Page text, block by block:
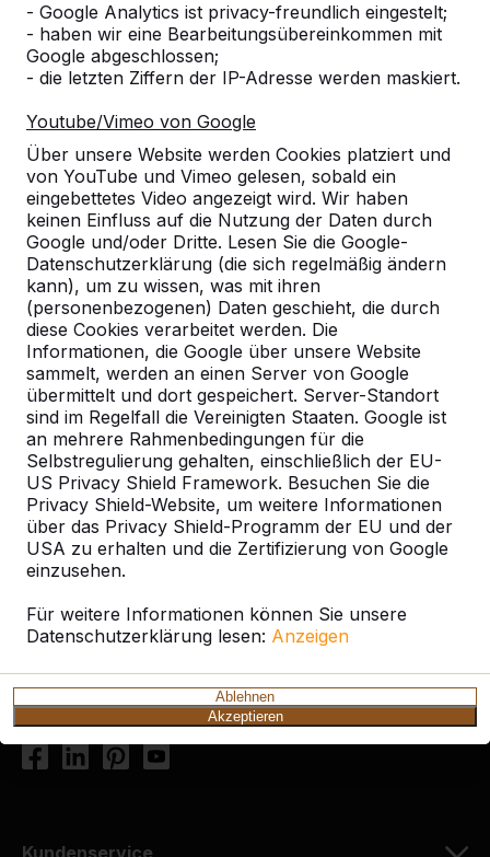
- Google Analytics ist privacy-freundlich eingestelt;
- haben wir eine Bearbeitungsübereinkommen mit
Google abgeschlossen;
- die letzten Ziffern der IP-Adresse werden maskiert.
Youtube/Vimeo von Google
Über unsere Website werden Cookies platziert und
von YouTube und Vimeo gelesen, sobald ein
eingebettetes Video angezeigt wird. Wir haben
keinen Einfluss auf die Nutzung der Daten durch
Google und/oder Dritte. Lesen Sie die Google-
Datenschutzerklärung (die sich regelmäßig ändern
kann), um zu wissen, was mit ihren
(personenbezogenen) Daten geschieht, die durch
diese Cookies verarbeitet werden. Die
Informationen, die Google über unsere Website
sammelt, werden an einen Server von Google
übermittelt und dort gespeichert. Server-Standort
sind im Regelfall die Vereinigten Staaten. Google ist
an mehrere Rahmenbedingungen für die
Selbstregulierung gehalten, einschließlich der EU-
US Privacy Shield Framework. Besuchen Sie die
Privacy Shield-Website, um weitere Informationen
über das Privacy Shield-Programm der EU und der
USA zu erhalten und die Zertifizierung von Google
einzusehen.
Für weitere Informationen können Sie unsere
Datenschutzerklärung lesen: Anzeigen
Ablehnen
Akzeptieren
Kategorie
Alles anzeigen
Ort oder Postleitzahl suchen
Zie ook
Angermünde Angermünde, OT Sternfelde
Kontakt
HeBlad Deutschland
Diekerstraße 97
Deutschland
+49 212 934 77 25
info@HeBlad.de
Kundenservice